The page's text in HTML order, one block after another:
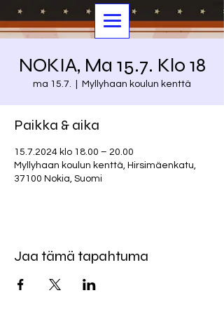
NOKIA, Ma 15.7. Klo 18
ma 15.7. Myllyhaan koulun kenttä
Paikka & aika
15.7.2024 klo 18.00 – 20.00
Myllyhaan koulun kenttä, Hirsimäenkatu,
37100 Nokia, Suomi
Jaa tämä tapahtuma